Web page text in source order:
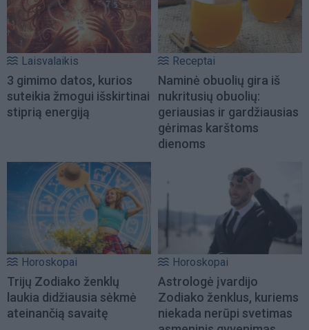
Laisvalaikis
3 gimimo datos, kurios
suteikia žmogui išskirtinai
stiprią energiją
Receptai
Naminė obuolių gira iš
nukritusių obuolių:
geriausias ir gardžiausias
gėrimas karštoms
dienoms
Horoskopai
Trijų Zodiako ženklų
laukia didžiausia sėkmė
ateinančią savaitę
Horoskopai
Astrologė įvardijo
Zodiako ženklus, kuriems
niekada nerūpi svetimas